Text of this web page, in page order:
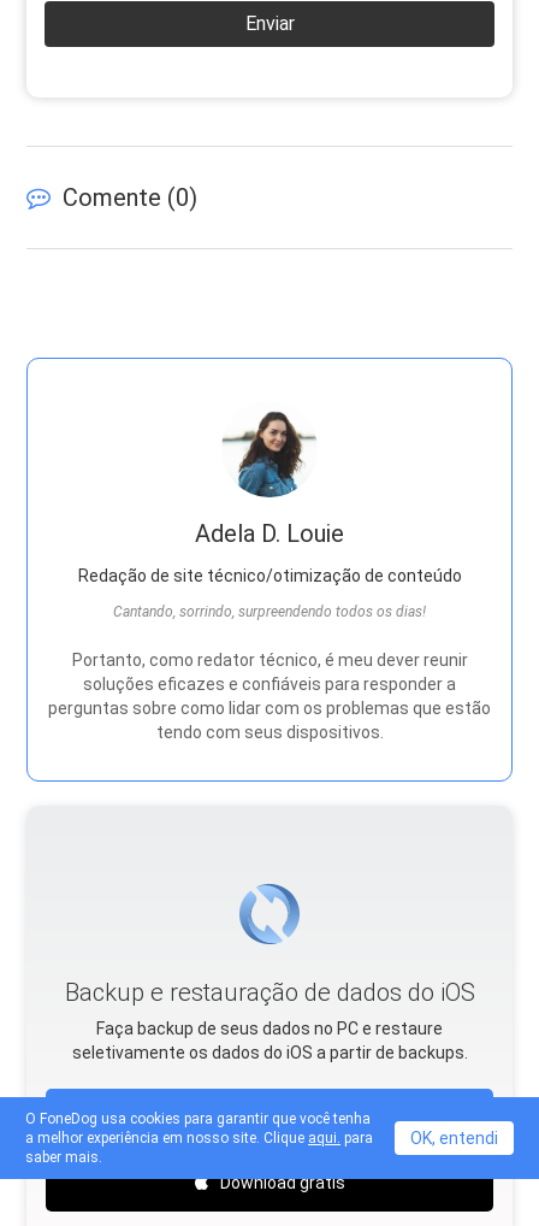
Enviar
Comente (0)
Adela D. Louie
Redação de site técnico/otimização de conteúdo
Cantando, sorrindo, surpreendendo todos os dias!
Portanto, como redator técnico, é meu dever reunir
soluções eficazes e confiáveis ​​para responder a
perguntas sobre como lidar com os problemas que estão
tendo com seus dispositivos.
Backup e restauração de dados do iOS
Faça backup de seus dados no PC e restaure
seletivamente os dados do iOS a partir de backups.
Download grátis
Download grátis
O FoneDog usa cookies para garantir que você tenha
a melhor experiência em nosso site. Clique aqui. para
saber mais.
OK, entendi